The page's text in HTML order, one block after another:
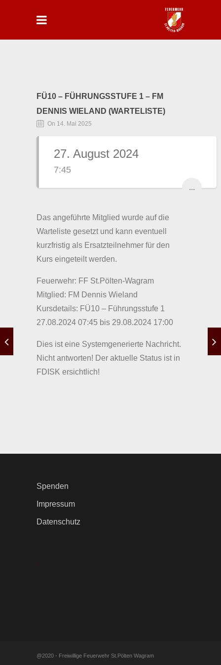
FÜ10 – FÜHRUNGSSTUFE 1 – FM
DENNIS WIELAND (WARTELISTE)
On 14. Mai 2025
27. August 2024
7:45
...
Das angeführte Mitglied wurde auf die
Warteliste gesetzt und kann eventuell
kurzfristig als Ersatzteilnehmer für den
Kurs eingeteilt werden.
Feuerwehr: FF St.Pölten-Wagram
Mitglied: FM Dennis Wieland
Kursdetails: FÜ10 – Führungsstufe 1
27.08.2024 07:45 bis 29.08.2024 17:00
Dies ist eine Systemgenerierte Nachricht.
Nicht antworten! Der aktuelle Status ist in
FDISK ersichtlich!
Spenden
Impressum
Datenschutz
.
@2020 - Freiwillige Feuerwehr St.Pölten Wagram